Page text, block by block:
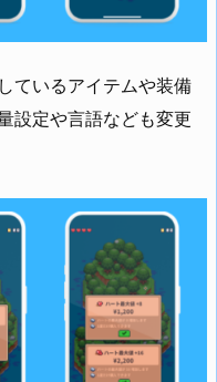
ているアイテムや装備
設定や言語なども変更